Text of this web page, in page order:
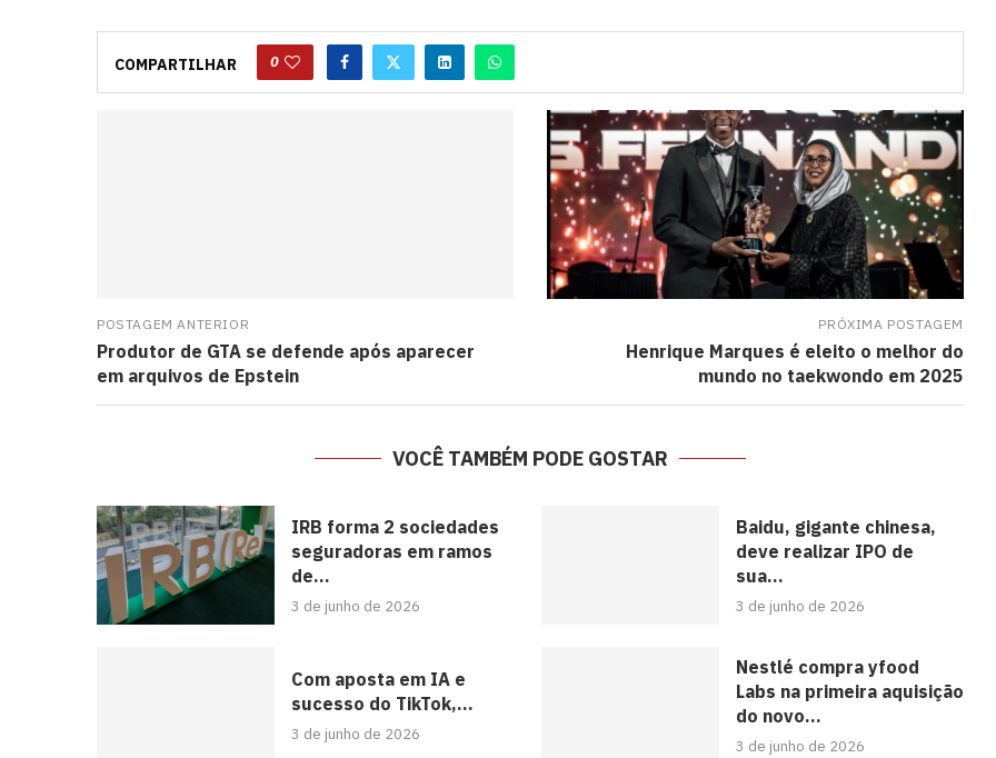
COMPARTILHAR 0
POSTAGEM ANTERIOR
Produtor de GTA se defende após aparecer
em arquivos de Epstein
PRÓXIMA POSTAGEM
Henrique Marques é eleito o melhor do
mundo no taekwondo em 2025
VOCÊ TAMBÉM PODE GOSTAR
IRB forma 2 sociedades
seguradoras em ramos
de...
3 de junho de 2026
Baidu, gigante chinesa,
deve realizar IPO de
sua...
3 de junho de 2026
Com aposta em IA e
sucesso do TikTok,...
3 de junho de 2026
Nestlé compra yfood
Labs na primeira aquisição
do novo...
3 de junho de 2026